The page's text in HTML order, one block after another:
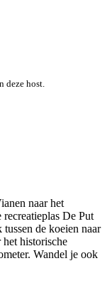
deze host.
naar het
De Put
de koeien naar
historische
Wandel je ook